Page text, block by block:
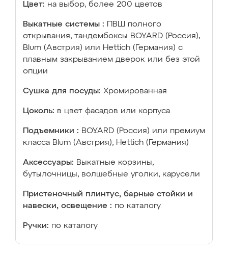
Цвет: на выбор, более 200 цветов
Выкатные системы :
ПВШ полного
открывания, тандембоксы BOYARD (Россия),
Blum (Австрия) или Hettich (Германия) с
плавным закрыванием дверок или без этой
опции
Сушка для посуды: Хромированная
Цоколь: в цвет фасадов или корпуса
Подъемники : BOYARD (Россия) или премиум
класса Blum (Австрия), Hettich (Германия)
Аксессуары: Выкатные корзины,
бутылочницы, волшебные уголки, карусели
Пристеночный плинтус, барные стойки и
навески, освещение : по каталогу
Ручки: по каталогу